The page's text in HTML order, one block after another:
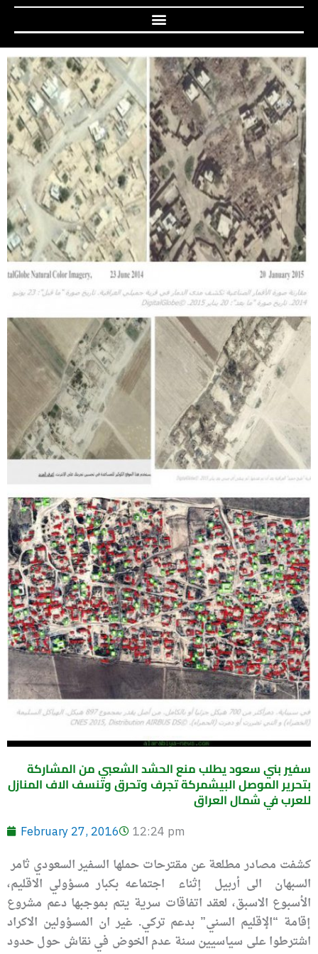
سفير بني سعود يطلب منع الحشد الشعبي من المشاركة
بتحرير الموصل البيشمركة تجرف وتحرق وتنسف الاف المنازل
للعرب في شمال العراق
February 27, 2016 12:24 pm
كشفت مصادر مطلعة عن مقترحات حملها السفير السعودي ثامر
السبهان الى أربيل إثناء اجتماعه بكبار مسؤولي الاقليم،
الأسبوع الاسبق، لعقد اتفاقات سرية يتم بموجبها دعم مشروع
إقامة “الإقليم السني” بدعم تركي. غير ان المسؤولين الاكراد
اشترطوا على سياسيين سنة عدم الخوض في نقاش حول حدود